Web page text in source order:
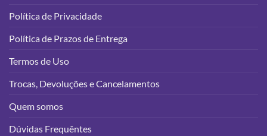
Política de Privacidade
Política de Prazos de Entrega
Termos de Uso
Trocas, Devoluções e Cancelamentos
Quem somos
Dúvidas Frequêntes